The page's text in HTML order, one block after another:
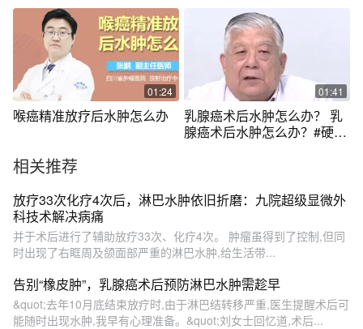
01:24
喉癌精准放疗后水肿怎么办
01:41
乳腺癌术后水肿怎么办？ 乳
腺癌术后水肿怎么办？#硬核
相关推荐
放疗33次化疗4次后，淋巴水肿依旧折磨：九院超级显微外
科技术解决病痛
并于术后进行了辅助放疗33次、化疗4次。 肿瘤虽得到了控制,但同
时出现了右眶周及颌面部严重的淋巴水肿,给生活带...
告别“橡皮肿”，乳腺癌术后预防淋巴水肿需趁早
&quot;去年10月底结束放疗时,由于淋巴结转移严重,医生提醒术后可
能随时出现水肿,我早有心理准备。&quot;刘女士回忆道,术后...